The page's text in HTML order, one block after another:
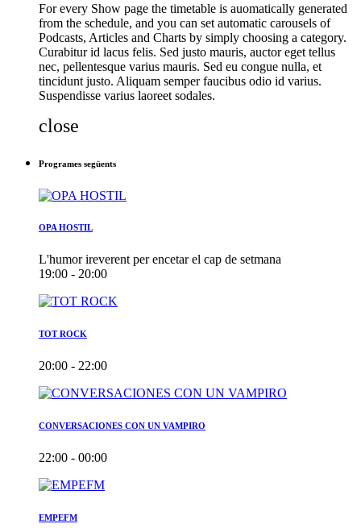
For every Show page the timetable is auomatically generated
from the schedule, and you can set automatic carousels of
Podcasts, Articles and Charts by simply choosing a category.
Curabitur id lacus felis. Sed justo mauris, auctor eget tellus
nec, pellentesque varius mauris. Sed eu congue nulla, et
tincidunt justo. Aliquam semper faucibus odio id varius.
Suspendisse varius laoreet sodales.
close
Programes següents
OPA HOSTIL
L'humor ireverent per encetar el cap de setmana
19:00 - 20:00
TOT ROCK
20:00 - 22:00
CONVERSACIONES CON UN VAMPIRO
22:00 - 00:00
EMPEFM